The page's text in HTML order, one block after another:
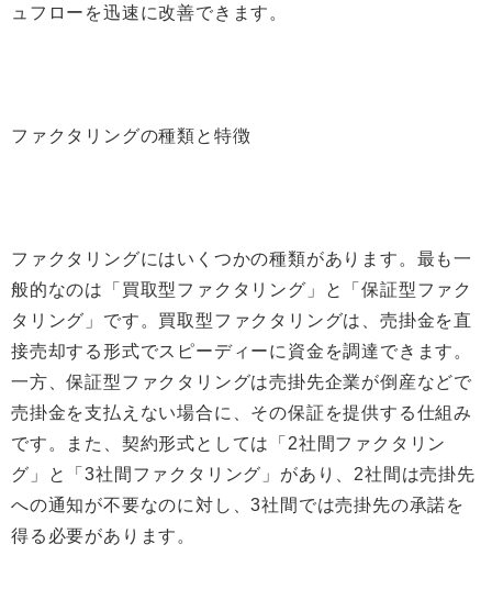
ュフローを迅速に改善できます。
ファクタリングの種類と特徴
ファクタリングにはいくつかの種類があります。最も一
般的なのは「買取型ファクタリング」と「保証型ファク
タリング」です。買取型ファクタリングは、売掛金を直
接売却する形式でスピーディーに資金を調達できます。
一方、保証型ファクタリングは売掛先企業が倒産などで
売掛金を支払えない場合に、その保証を提供する仕組み
です。また、契約形式としては「2社間ファクタリン
グ」と「3社間ファクタリング」があり、2社間は売掛先
への通知が不要なのに対し、3社間では売掛先の承諾を
得る必要があります。